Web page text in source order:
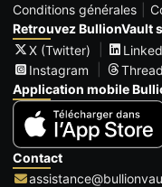
Conditions générales
Retrouvez BullionVault
X (Twitter)
Instagram
Application mobile
Contact